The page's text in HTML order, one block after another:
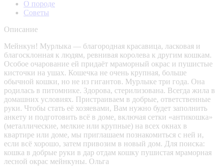
О породе
Советы
Описание
Мейнкун! Мурлыка — благородная красавица, ласковая и
благосклонная к людям, ревнивая королева к другим кошкам.
Особое очарование ей придаёт мраморный окрас и пушистые
кисточки на ушах. Кошечка не очень крупная, больше
обычной кошки, но не из гигантов. Мурлыке три года. Она
родилась в питомнике. Здорова, стерилизована. Всегда жила в
домашних условиях. Пристраиваем в добрые, ответственные
руки. Чтобы стать её хозяевами, Вам нужно будет заполнить
анкету и подготовить всё в доме, включая сетки «антикошка»
(металлические, мелкие или крупные) на всех окнах в
квартире или доме, мы приглашаем познакомиться с ней и,
если всё хорошо, затем привозим в новый дом. Для поиска:
кошка в добрые руки в дар отдам кошку пушистая мраморная
лесной окрас мейнкуны. Ольга